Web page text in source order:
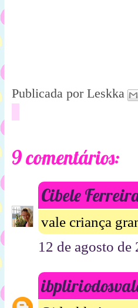
Publicada por Leskka
9 comentários:
Cibele
vale criança
12 de agosto de